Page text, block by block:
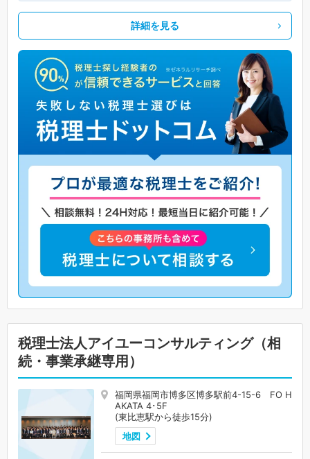
詳細を見る
税理士法人アイユーコンサルティング（相
続・事業承継専用）
福岡県福岡市博多区博多駅前4-15-6 FO H
AKATA 4･5F
(東比恵駅から徒歩15分)
地図